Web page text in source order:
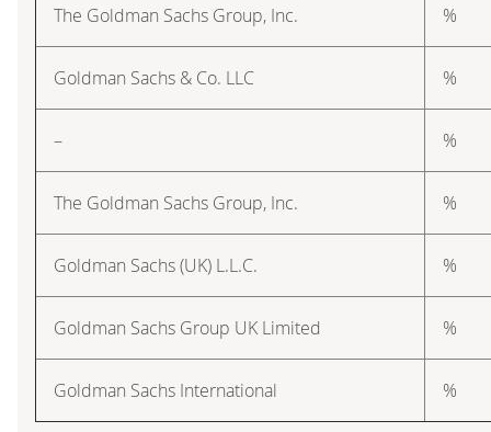
The Goldman Sachs Group, Inc. %
Goldman Sachs & Co. LLC %
– %
The Goldman Sachs Group, Inc. %
Goldman Sachs (UK) L.L.C. %
Goldman Sachs Group UK Limited %
Goldman Sachs International %